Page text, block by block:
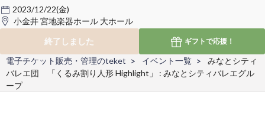
2023/12/22(金)
小金井 宮地楽器ホール 大ホール
終了しました
ギフトで応援！
電子チケット販売・管理のteket イベント一覧
みなとシティ
バレエ団 「くるみ割り人形 Highlight」 : みなとシティバレエグル
ープ